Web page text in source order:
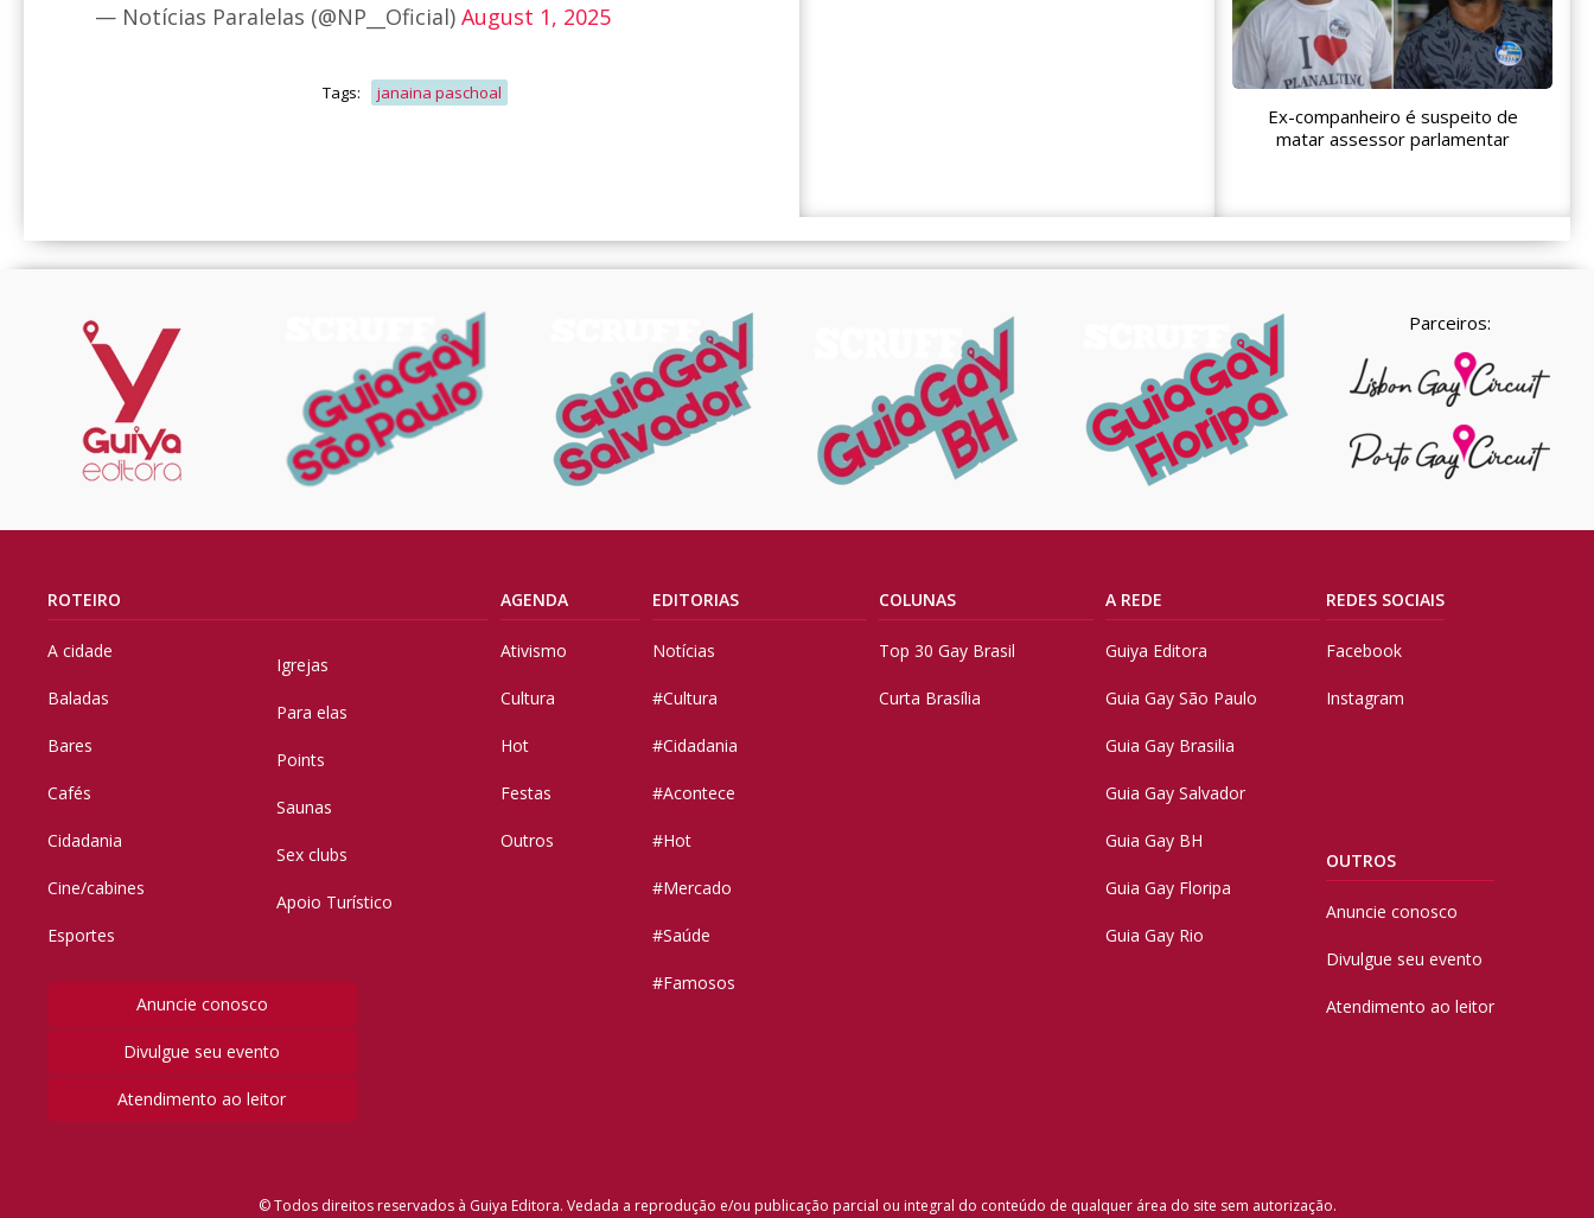
— Notícias Paralelas (@NP__Oficial) August 1, 2025
Tags: janaina paschoal
Ex-companheiro é suspeito de
matar assessor parlamentar
Parceiros:
ROTEIRO
A cidade
Baladas
Bares
Cafés
Cidadania
Cine/cabines
Esportes
Igrejas
Para elas
Points
Saunas
Sex clubs
Apoio Turístico
Anuncie conosco
Divulgue seu evento
Atendimento ao leitor
AGENDA
Ativismo
Cultura
Hot
Festas
Outros
EDITORIAS
Notícias
#Cultura
#Cidadania
#Acontece
#Hot
#Mercado
#Saúde
#Famosos
COLUNAS
Top 30 Gay Brasil
Curta Brasília
A REDE
Guiya Editora
Guia Gay São Paulo
Guia Gay Brasilia
Guia Gay Salvador
Guia Gay BH
Guia Gay Floripa
Guia Gay Rio
REDES SOCIAIS
Facebook
Instagram
OUTROS
Anuncie conosco
Divulgue seu evento
Atendimento ao leitor
© Todos direitos reservados à Guiya Editora. Vedada a reprodução e/ou publicação parcial ou integral do conteúdo de qualquer área do site sem autorização.